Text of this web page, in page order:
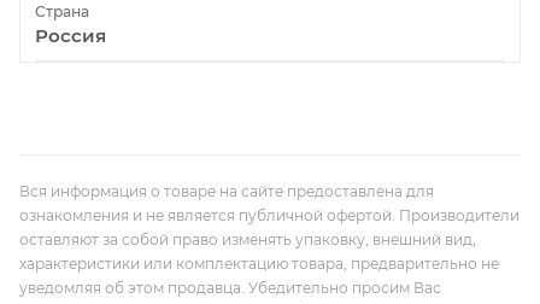
Страна
Россия
Вся информация о товаре на сайте предоставлена для
ознакомления и не является публичной офертой. Производители
оставляют за собой право изменять упаковку, внешний вид,
характеристики или комплектацию товара, предварительно не
уведомляя об этом продавца. Убедительно просим Вас